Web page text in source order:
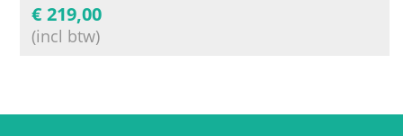
€ 219,00
(incl btw)